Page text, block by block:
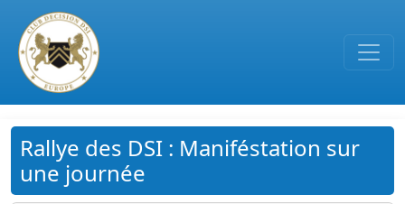
Passer au contenu principal
Rallye des DSI : Maniféstation sur
une journée